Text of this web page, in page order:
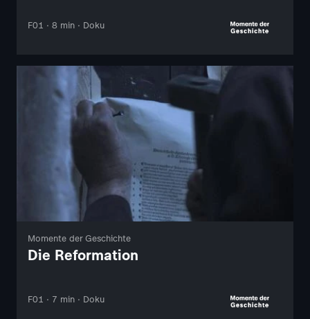
F01 · 8 min · Doku
Momente der Geschichte
Die Reformation
F01 · 7 min · Doku